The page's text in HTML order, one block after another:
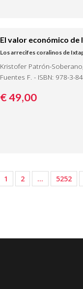
El valor económico
Los arrecifes coralinos de
Kristofer Patrón-
Fuentes F. - ISBN: 978-3-
€ 49,00
1 2 … 5252